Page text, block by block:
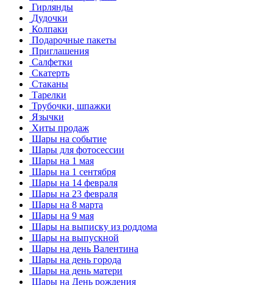
Гирлянды
Дудочки
Колпаки
Подарочные пакеты
Приглашения
Салфетки
Скатерть
Стаканы
Тарелки
Трубочки, шпажки
Язычки
Хиты продаж
Шары на событие
Шары для фотосессии
Шары на 1 мая
Шары на 1 сентября
Шары на 14 февраля
Шары на 23 февраля
Шары на 8 марта
Шары на 9 мая
Шары на выписку из роддома
Шары на выпускной
Шары на день Валентина
Шары на день города
Шары на день матери
Шары на День рождения